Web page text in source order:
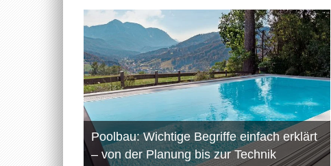
Poolbau: Wichtige Begriffe einfach erklärt
– von der Planung bis zur Technik